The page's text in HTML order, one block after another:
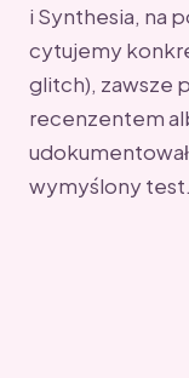
i Synthesia, na
cytujemy
glitch), zawsze
recenzentem
wymyślony test.